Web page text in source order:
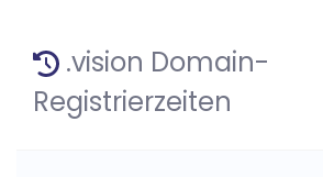
.vision Domain-
Registrierzeiten